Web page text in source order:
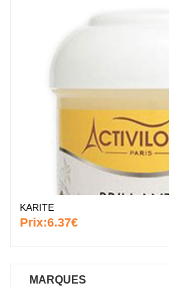
KARITE
Prix:6.37€
MARQUES